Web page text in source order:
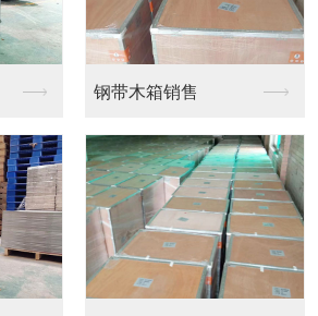
钢带木箱销售